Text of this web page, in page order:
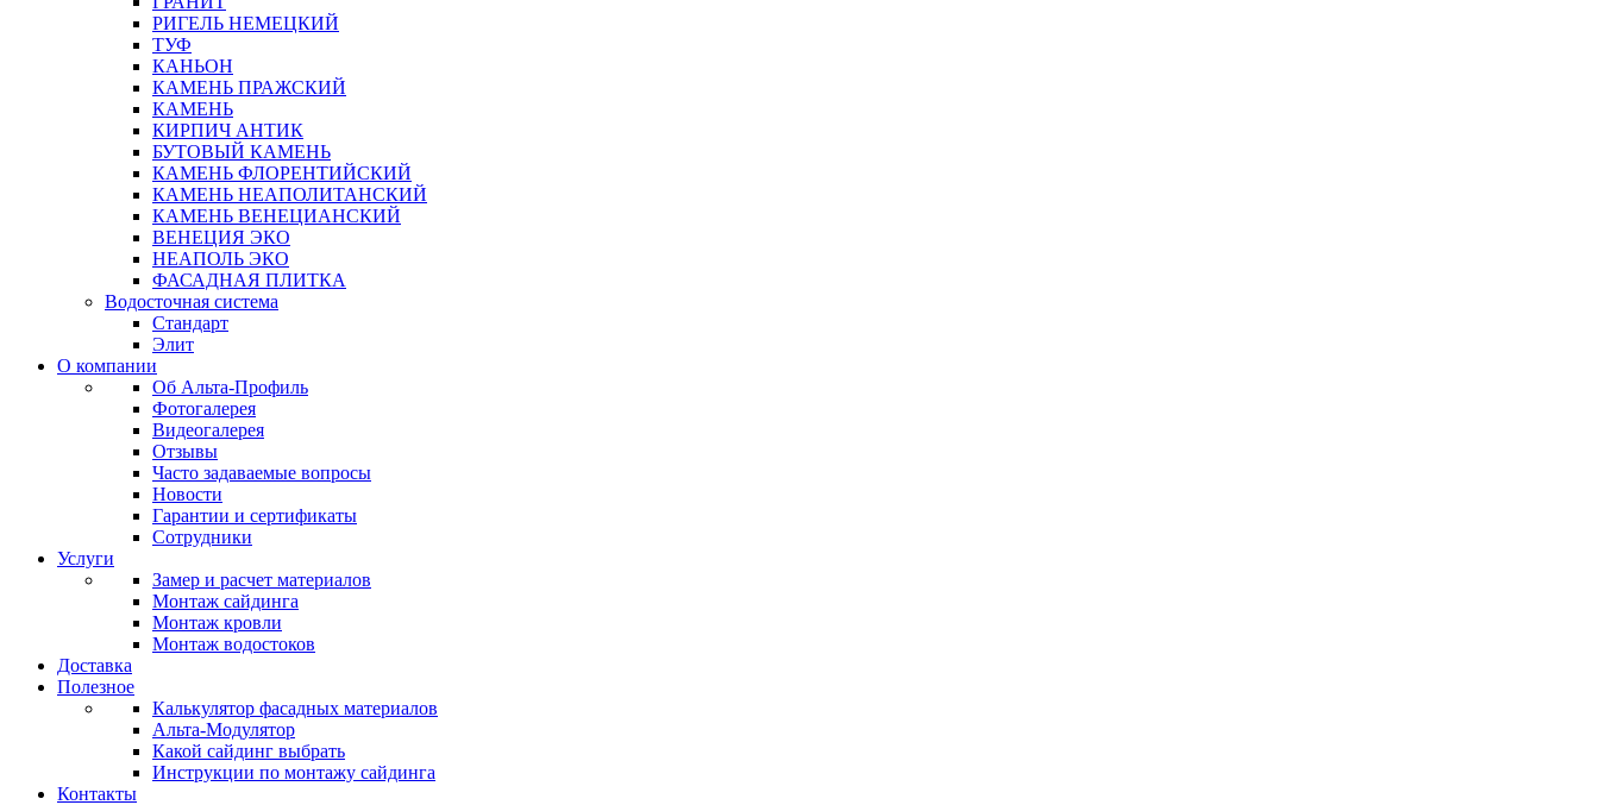
РИГЕЛЬ НЕМЕЦКИЙ
ТУФ
КАНЬОН
КАМЕНЬ ПРАЖСКИЙ
КАМЕНЬ
КИРПИЧ АНТИК
БУТОВЫЙ КАМЕНЬ
КАМЕНЬ ФЛОРЕНТИЙСКИЙ
КАМЕНЬ НЕАПОЛИТАНСКИЙ
КАМЕНЬ ВЕНЕЦИАНСКИЙ
ВЕНЕЦИЯ ЭКО
НЕАПОЛЬ ЭКО
ФАСАДНАЯ ПЛИТКА
Водосточная система
Стандарт
Элит
О компании
Об Альта-Профиль
Фотогалерея
Видеогалерея
Отзывы
Часто задаваемые вопросы
Новости
Гарантии и сертификаты
Сотрудники
Услуги
Замер и расчет материалов
Монтаж сайдинга
Монтаж кровли
Монтаж водостоков
Доставка
Полезное
Калькулятор фасадных материалов
Альта-Модулятор
Какой сайдинг выбрать
Инструкции по монтажу сайдинга
Контакты